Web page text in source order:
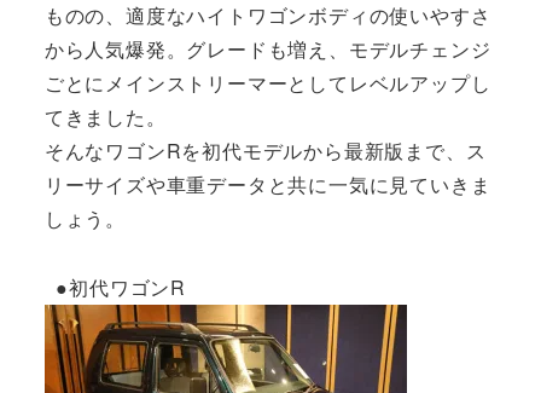
ものの、適度なハイトワゴンボディの使いやすさ
から人気爆発。グレードも増え、モデルチェンジ
ごとにメインストリーマーとしてレベルアップし
てきました。
そんなワゴンRを初代モデルから最新版まで、ス
リーサイズや車重データと共に一気に見ていきま
しょう。
●初代ワゴンR